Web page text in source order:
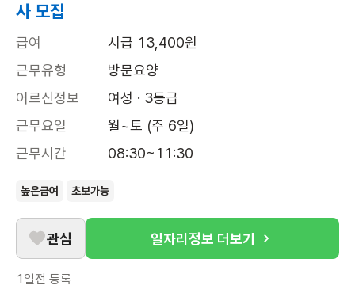
사 모집
급여
시급 13,400원
근무유형
방문요양
어르신정보
여성 · 3등급
근무요일
월~토 (주 6일)
근무시간
08:30~11:30
높은급여 초보가능
관심 일자리정보 더보기
1일전 등록